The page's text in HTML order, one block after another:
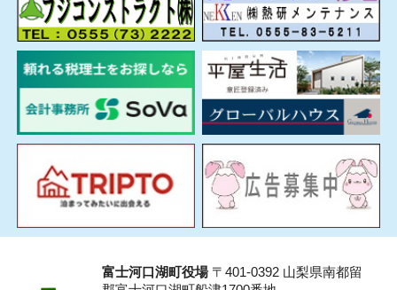
富士河口湖町役場〒401-0392 山梨県南都留